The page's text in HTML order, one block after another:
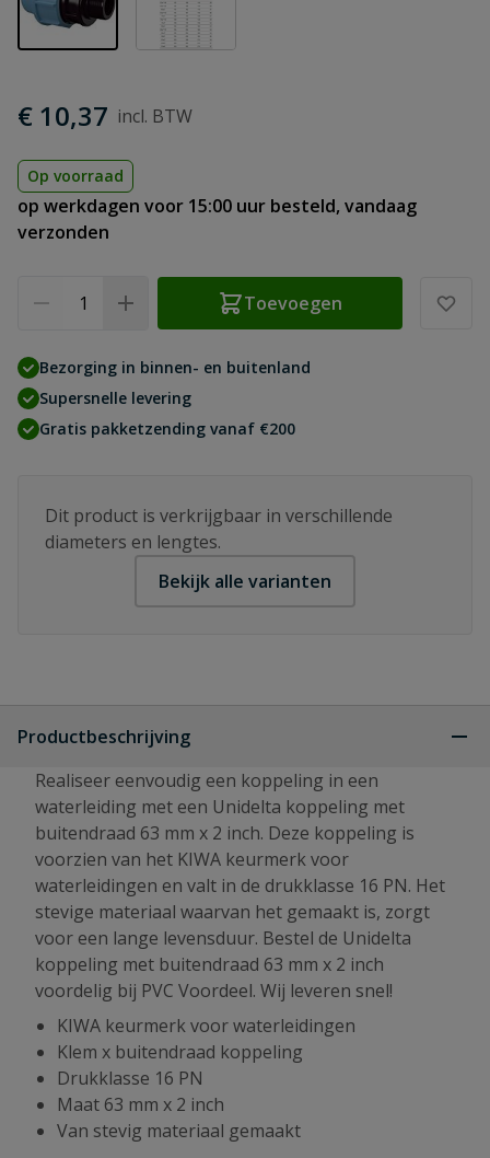
€ 10,37
Op voorraad
op werkdagen voor 15:00 uur besteld, vandaag
verzonden
Toevoegen
Bezorging in binnen- en buitenland
Supersnelle levering
Gratis pakketzending vanaf €200
Dit product is verkrijgbaar in verschillende
diameters en lengtes.
Bekijk alle varianten
Productbeschrijving
Realiseer eenvoudig een koppeling in een
waterleiding met een Unidelta koppeling met
buitendraad 63 mm x 2 inch. Deze koppeling is
voorzien van het KIWA keurmerk voor
waterleidingen en valt in de drukklasse 16 PN. Het
stevige materiaal waarvan het gemaakt is, zorgt
voor een lange levensduur. Bestel de Unidelta
koppeling met buitendraad 63 mm x 2 inch
voordelig bij PVC Voordeel. Wij leveren snel!
KIWA keurmerk voor waterleidingen
Klem x buitendraad koppeling
Drukklasse 16 PN
Maat 63 mm x 2 inch
Van stevig materiaal gemaakt